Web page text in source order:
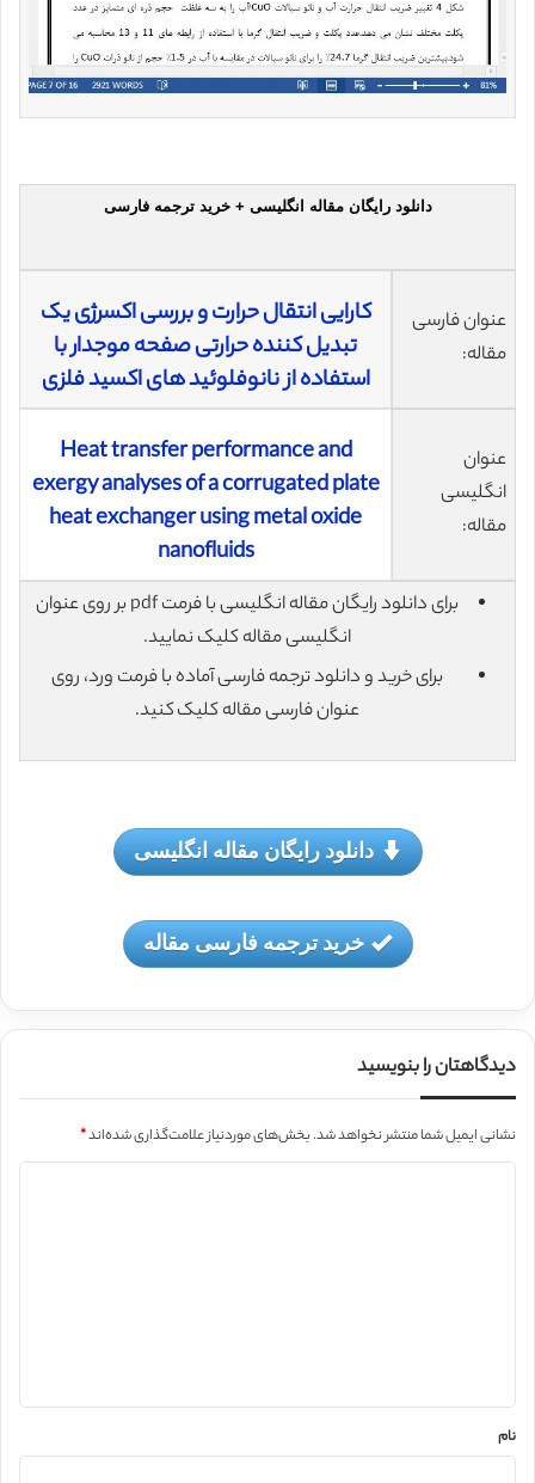
دانلود رایگان مقاله انگلیسی + خرید ترجمه فارسی
عنوان فارسی
مقاله:
کارایی انتقال حرارت و بررسی اکسرژی یک
تبدیل کننده حرارتی صفحه موجدار با
استفاده از نانوفلوئید های اکسید فلزی
عنوان
انگلیسی
مقاله:
Heat transfer performance and
exergy analyses of a corrugated plate
heat exchanger using metal oxide
nanofluids
برای دانلود رایگان مقاله انگلیسی با فرمت pdf بر روی عنوان
انگلیسی مقاله کلیک نمایید.
برای خرید و دانلود ترجمه فارسی آماده با فرمت ورد، روی
عنوان فارسی مقاله کلیک کنید.
دانلود رایگان مقاله انگلیسی
خرید ترجمه فارسی مقاله
دیدگاهتان را بنویسید
نشانی ایمیل شما منتشر نخواهد شد.بخش‌های موردنیاز علامت‌گذاری شده‌اند*
نام